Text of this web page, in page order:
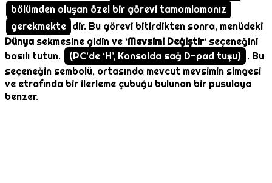
bölümden oluşan özel bir görevi tamamlamanız
gerekmekte dir. Bu görevi bitirdikten sonra, menüdeki
Dünya sekmesine gidin ve ‘Mevsimi Değiştir‘ seçeneğini
basılı tutun.
(PC’de ‘H’, Konsolda sağ D-pad tuşu) . Bu
seçeneğin sembolü, ortasında mevcut mevsimin simgesi
ve etrafında bir ilerleme çubuğu bulunan bir pusulaya
benzer.